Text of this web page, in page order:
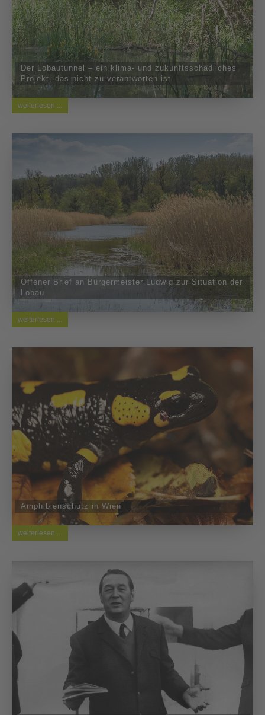
Der Lobautunnel – ein klima- und zukunftsschädliches
Projekt, das nicht zu verantworten ist
weiterlesen ...
Offener Brief an Bürgermeister Ludwig zur Situation der
Lobau
weiterlesen ...
Amphibienschutz in Wien
weiterlesen ...